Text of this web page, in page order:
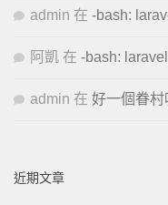
admin 在 -bash:
阿凱 在 -bash:
admin 在 好一個眷
近期文章